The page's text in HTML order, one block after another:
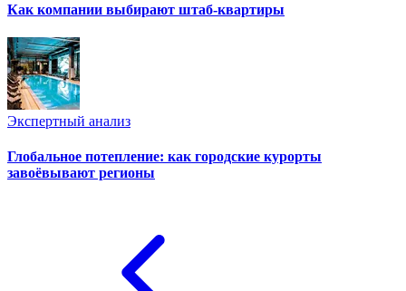
Как компании выбирают штаб-квартиры
Экспертный анализ
Глобальное потепление: как городские курорты
завоёвывают регионы